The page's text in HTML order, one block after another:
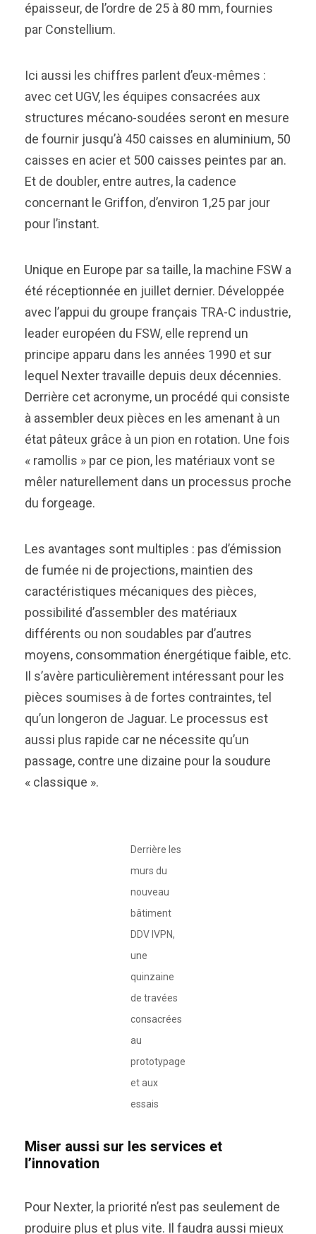
épaisseur, de l’ordre de 25 à 80 mm, fournies
par Constellium.
Ici aussi les chiffres parlent d’eux-mêmes :
avec cet UGV, les équipes consacrées aux
structures mécano-soudées seront en mesure
de fournir jusqu’à 450 caisses en aluminium, 50
caisses en acier et 500 caisses peintes par an.
Et de doubler, entre autres, la cadence
concernant le Griffon, d’environ 1,25 par jour
pour l’instant.
Unique en Europe par sa taille, la machine FSW a
été réceptionnée en juillet dernier. Développée
avec l’appui du groupe français TRA-C industrie,
leader européen du FSW, elle reprend un
principe apparu dans les années 1990 et sur
lequel Nexter travaille depuis deux décennies.
Derrière cet acronyme, un procédé qui consiste
à assembler deux pièces en les amenant à un
état pâteux grâce à un pion en rotation. Une fois
« ramollis » par ce pion, les matériaux vont se
mêler naturellement dans un processus proche
du forgeage.
Les avantages sont multiples : pas d’émission
de fumée ni de projections, maintien des
caractéristiques mécaniques des pièces,
possibilité d’assembler des matériaux
différents ou non soudables par d’autres
moyens, consommation énergétique faible, etc.
Il s’avère particulièrement intéressant pour les
pièces soumises à de fortes contraintes, tel
qu’un longeron de Jaguar. Le processus est
aussi plus rapide car ne nécessite qu’un
passage, contre une dizaine pour la soudure
« classique ».
Derrière les
murs du
nouveau
bâtiment
DDV IVPN,
une
quinzaine
de travées
consacrées
au
prototypage
et aux
essais
Miser aussi sur les services et
l’innovation
Pour Nexter, la priorité n’est pas seulement de
produire plus et plus vite. Il faudra aussi mieux